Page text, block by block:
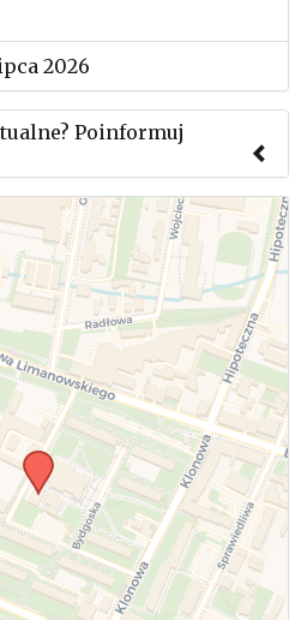
2026
Poinformuj
aby przesłać informację o
mityngu.